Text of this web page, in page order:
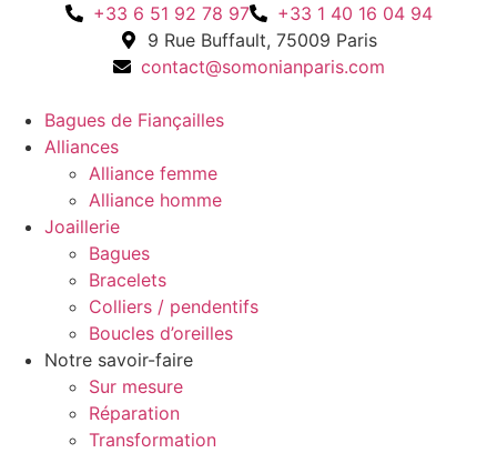
‪+33 6 51 92 78 97‬
+33 1 40 16 04 94
9 Rue Buffault, 75009 Paris
contact@somonianparis.com
Bagues de Fiançailles
Alliances
Alliance femme
Alliance homme
Joaillerie
Bagues
Bracelets
Colliers / pendentifs
Boucles d’oreilles
Notre savoir-faire
Sur mesure
Réparation
Transformation